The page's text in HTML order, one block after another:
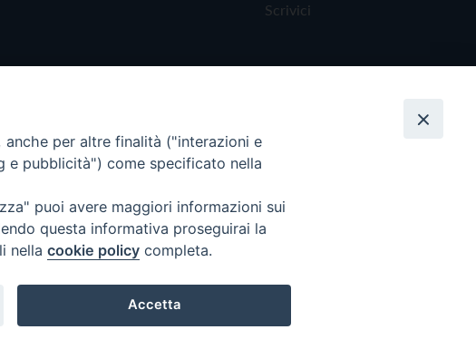
Scrivici
per altre finalità ("interazioni e
e pubblicità") come specificato nella
puoi avere maggiori informazioni sui
questa informativa proseguirai la
nella cookie policy completa.
Accetta